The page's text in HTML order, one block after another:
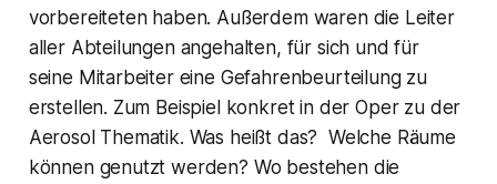
vorbereiteten haben. Außerdem waren die Leiter
aller Abteilungen angehalten, für sich und für
seine Mitarbeiter eine Gefahrenbeurteilung zu
erstellen. Zum Beispiel konkret in der Oper zu der
Aerosol Thematik. Was heißt das? Welche Räume
können genutzt werden? Wo bestehen die